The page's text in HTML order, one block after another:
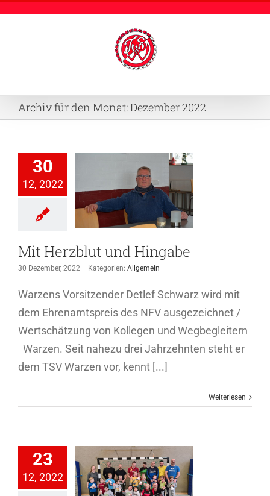
Archiv für den Monat:Dezember 2022
30
12, 2022
und
Mit Herzblut und Hingabe
30 Dezember, 2022 Kategorien: Allgemein
Warzens Vorsitzender Detlef Schwarz wird mit
dem Ehrenamtspreis des NFV ausgezeichnet /
Wertschätzung von Kollegen und Wegbegleitern
Warzen. Seit nahezu drei Jahrzehnten steht er
dem TSV Warzen vor, kennt [...]
Weiterlesen
23
12, 2022